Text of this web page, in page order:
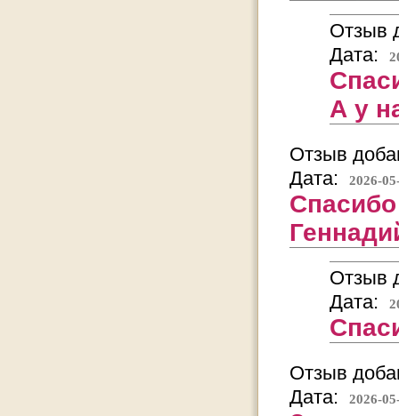
Отзыв
Дата:
А у
Отзыв
Дата:
2026-
Отзыв
Дата:
Отзыв
Дата:
2026-